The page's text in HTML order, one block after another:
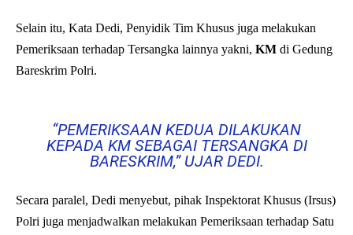
Selain itu, Kata Dedi, Penyidik Tim Khusus juga melakukan
Pemeriksaan terhadap Tersangka lainnya yakni, KM di Gedung
Bareskrim Polri.
“PEMERIKSAAN KEDUA DILAKUKAN
KEPADA KM SEBAGAI TERSANGKA DI
BARESKRIM,” UJAR DEDI.
Secara paralel, Dedi menyebut, pihak Inspektorat Khusus (Irsus)
Polri juga menjadwalkan melakukan Pemeriksaan terhadap Satu